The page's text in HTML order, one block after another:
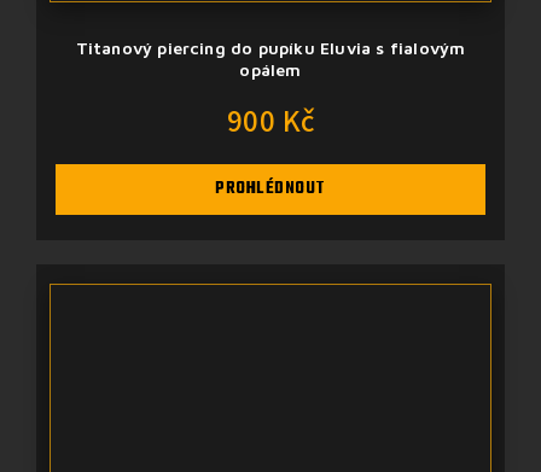
Titanový piercing do pupíku Eluvia s fialovým
opálem
900 Kč
PROHLÉDNOUT